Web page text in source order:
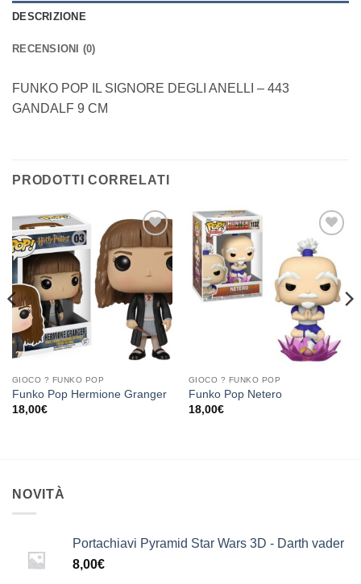
DESCRIZIONE
RECENSIONI (0)
FUNKO POP IL SIGNORE DEGLI ANELLI – 443
GANDALF 9 CM
PRODOTTI CORRELATI
Aggiungi
alla lista
GIOCO ? FUNKO POP
Funko Pop Hermione Granger
18,00€
Aggiungi
alla lista
dei
desideri
GIOCO ? FUNKO POP
Funko Pop Netero
18,00€
NOVITÀ
Portachiavi Pyramid Star Wars 3D - Darth vader
8,00€